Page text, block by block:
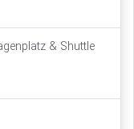
& Shuttle